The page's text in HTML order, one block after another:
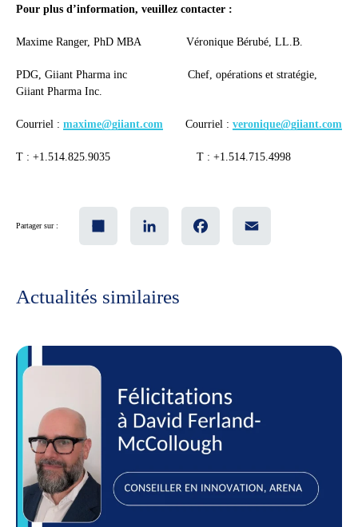
Pour plus d’information, veuillez contacter :
Maxime Ranger, PhD MBA Véronique Bérubé, LL.B.
PDG, Giiant Pharma inc Chef, opérations et stratégie,
Giiant Pharma Inc.
Courriel : maxime@giiant.com Courriel : veronique@giiant.com
T : +1.514.825.9035 T : +1.514.715.4998
Partager sur :
Actualités similaires